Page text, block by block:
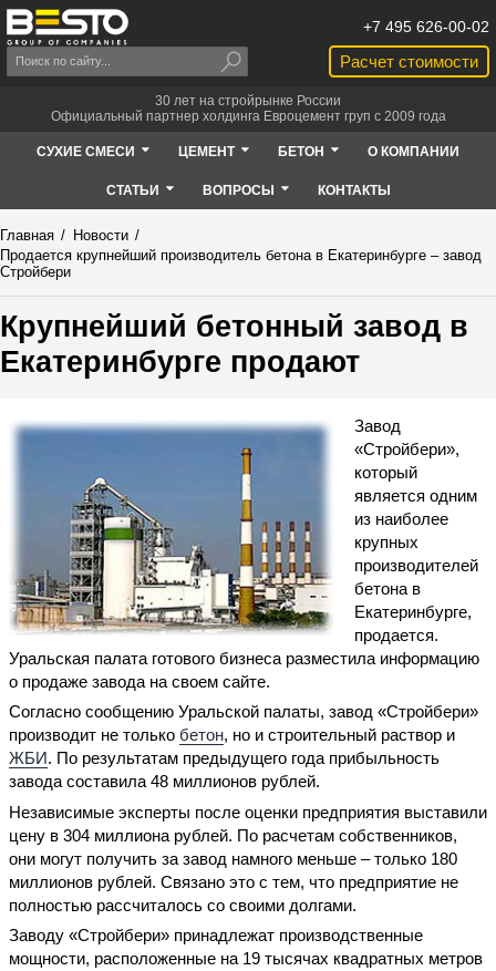
Расчет стоимости
+7 495 626-00-02
30 лет на стройрынке России
Официальный партнер холдинга Евроцемент груп с 2009 года
СУХИЕ СМЕСИ ЦЕМЕНТ БЕТОН О КОМПАНИИ
СТАТЬИ ВОПРОСЫ КОНТАКТЫ
Главная / Новости /
Продается крупнейший производитель бетона в Екатеринбурге – завод
Стройбери
Крупнейший бетонный завод в
Екатеринбурге продают
Завод
«Стройбери»,
который
является одним
из наиболее
крупных
производителей
бетона в
Екатеринбурге,
продается.
Уральская палата готового бизнеса разместила информацию
о продаже завода на своем сайте.
Согласно сообщению Уральской палаты, завод «Стройбери»
производит не только бетон, но и строительный раствор и
ЖБИ. По результатам предыдущего года прибыльность
завода составила 48 миллионов рублей.
Независимые эксперты после оценки предприятия выставили
цену в 304 миллиона рублей. По расчетам собственников,
они могут получить за завод намного меньше – только 180
миллионов рублей. Связано это с тем, что предприятие не
полностью рассчиталось со своими долгами.
Заводу «Стройбери» принадлежат производственные
мощности, расположенные на 19 тысячах квадратных метров